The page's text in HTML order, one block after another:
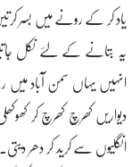
یاد کر کے رونے میں بسر
یہ بتانے کے لئے نکل
انہیں یہاں سمن آباد میں
دیواریں کھرچ کھرچ کر
انگلیوں سے کرید کر دھر